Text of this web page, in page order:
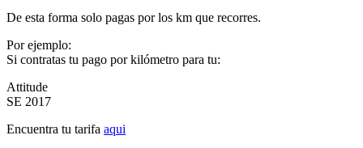
De esta forma solo pagas por los km que recorres.
Por ejemplo:
Si contratas tu pago por kilómetro para tu:
Attitude
SE 2017
Encuentra tu tarifa aqui